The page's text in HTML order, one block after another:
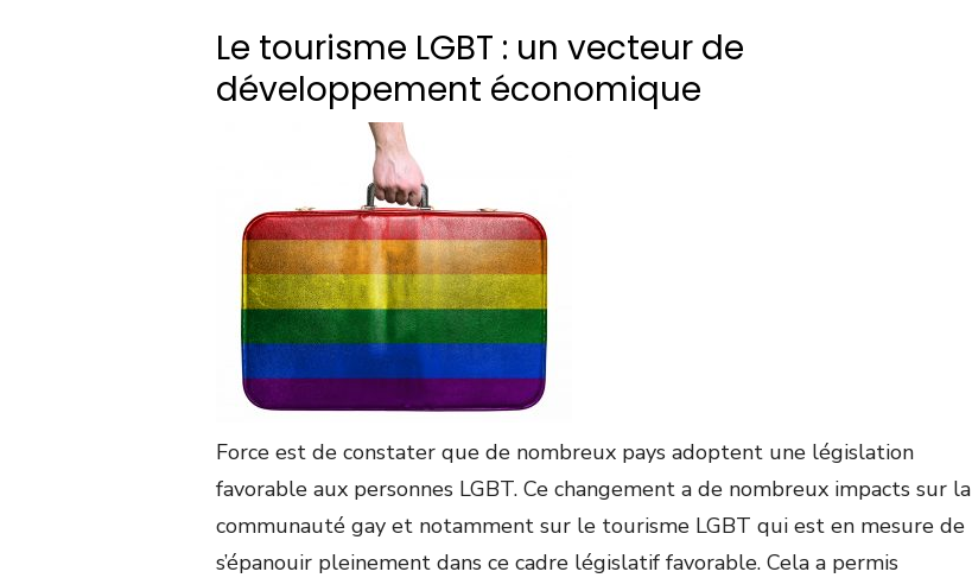
Le tourisme LGBT : un vecteur de
développement économique
Force est de constater que de nombreux pays adoptent une législation
favorable aux personnes LGBT. Ce changement a de nombreux impacts sur la
communauté gay et notamment sur le tourisme LGBT qui est en mesure de
s’épanouir pleinement dans ce cadre législatif favorable. Cela a permis